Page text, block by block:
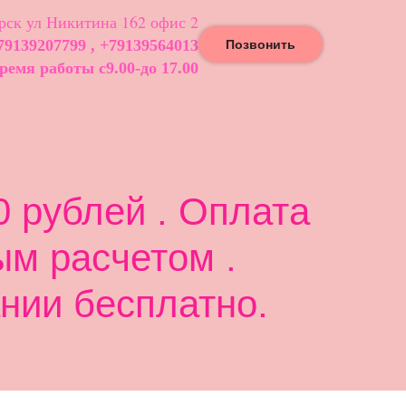
рублей . Оплата
расчетом .
бесплатно.
ул Никитина 162 офис 2
, +79139564013
работы с9.00-до 17.00
Позвонить